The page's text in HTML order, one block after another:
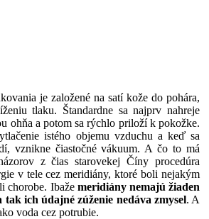
je založené na satí kože do pohára,
tlaku. Štandardne sa najprv nahreje
ohňa a potom sa rýchlo priloží k pokožke.
istého objemu vzduchu a keď sa
vznikne čiastočné vákuum. A čo to má
z čias starovekej Číny procedúra
v tele cez meridiány, ktoré boli nejakým
chorobe. Ibaže meridiány nemajú žiaden
ich údajné zúženie nedáva zmysel. A
voda cez potrubie.